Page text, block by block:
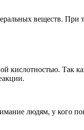
веществ. При
кислотностью. Так
людям, у кого